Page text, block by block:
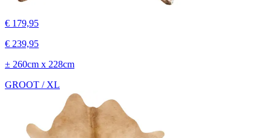
€ 179,95
€ 239,95
± 260cm x 228cm
GROOT / XL